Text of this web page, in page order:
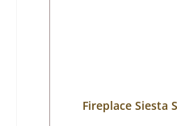
Fireplace Siesta